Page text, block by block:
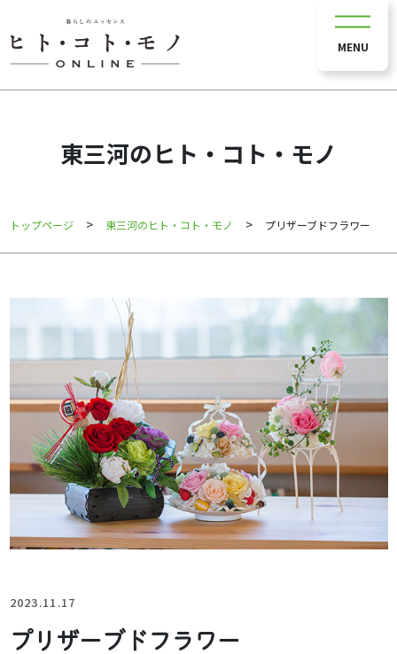
MENU
東三河のヒト・コト・モノ
トップページ > 東三河のヒト・コト・モノ > プリザーブドフラワー
2023.11.17
プリザーブドフラワー